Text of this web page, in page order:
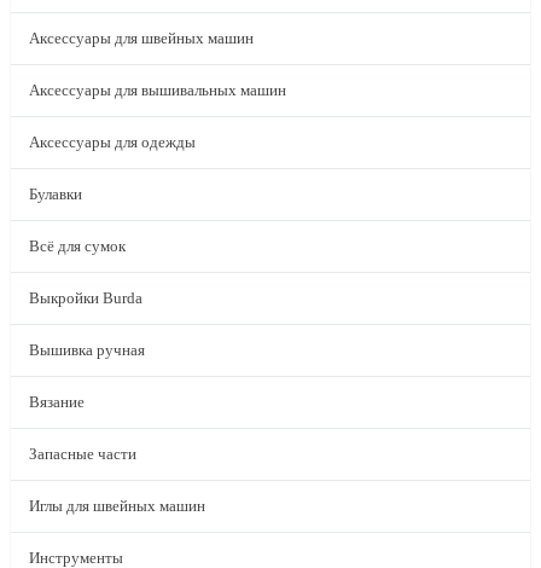
Аксессуары для швейных машин
Аксессуары для вышивальных машин
Аксессуары для одежды
Булавки
Всё для сумок
Выкройки Burda
Вышивка ручная
Вязание
Запасные части
Иглы для швейных машин
Инструменты